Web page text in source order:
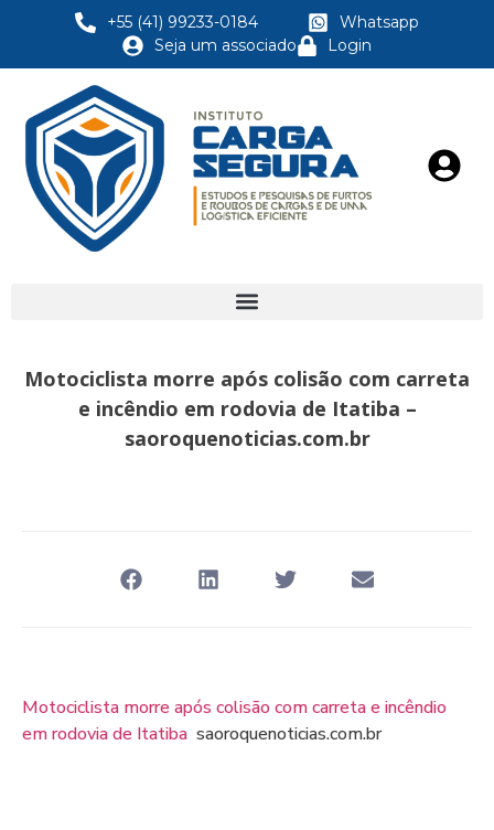
+55 (41) 99233-0184
Whatsapp
Seja um associado
Login
Motociclista morre após colisão com carreta
e incêndio em rodovia de Itatiba –
saoroquenoticias.com.br
Motociclista morre após colisão com carreta e incêndio
em rodovia de Itatiba saoroquenoticias.com.br